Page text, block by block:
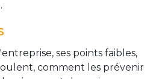
ses points faibles,
comment les prévenir